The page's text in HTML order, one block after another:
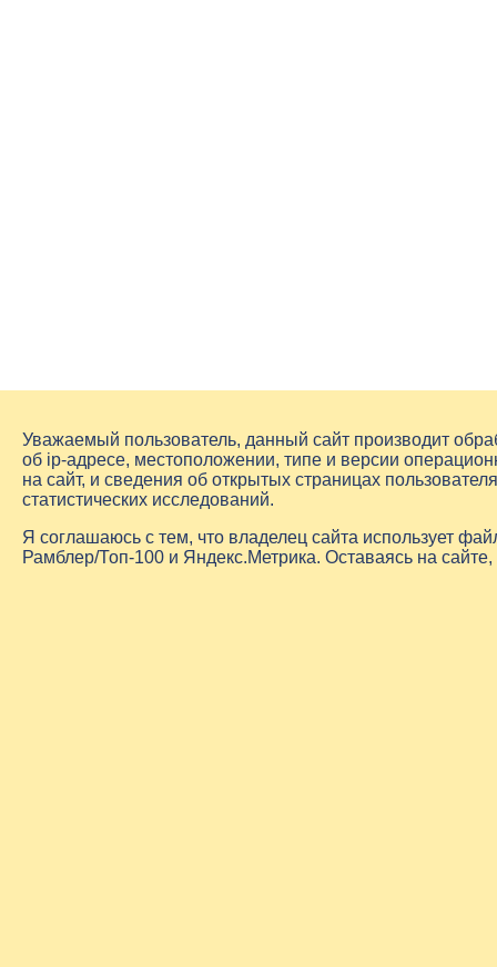
Уважаемый пользователь, данный сайт производит
об ip-адресе, местоположении, типе и версии
на сайт, и сведения об открытых страницах
статистических исследований.
Я соглашаюсь с тем, что владелец сайта использует
Рамблер/Топ-100 и Яндекс.Метрика. Оставаясь на